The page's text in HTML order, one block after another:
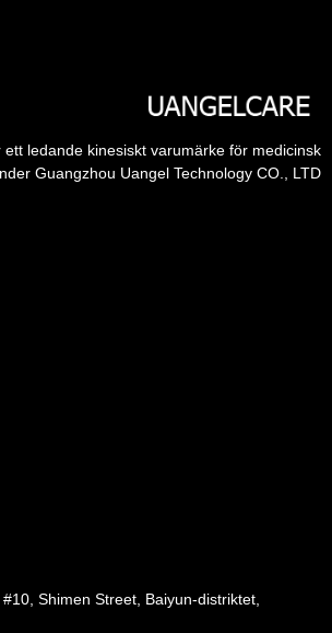
ett ledande kinesiskt varumärke för medicinsk
Guangzhou Uangel Technology CO., LTD
Shimen Street, Baiyun-distriktet,